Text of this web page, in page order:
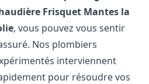
Frisquet Mantes la
, vous pouvez vous sentir
Nos plombiers
interviennent
pour résoudre vos